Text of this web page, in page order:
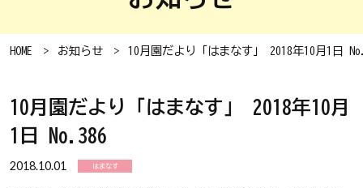
HOME お知らせ 10月園だより「はまなす」 2018年10月1日
10月園だより「はまなす」 2018年10月
1日 No.386
2018.10.01 はまなす